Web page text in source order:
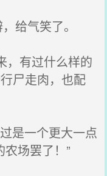
给气笑了。
，有过什么样的
尸走肉，也配
是一个更大一点
农场罢了！”